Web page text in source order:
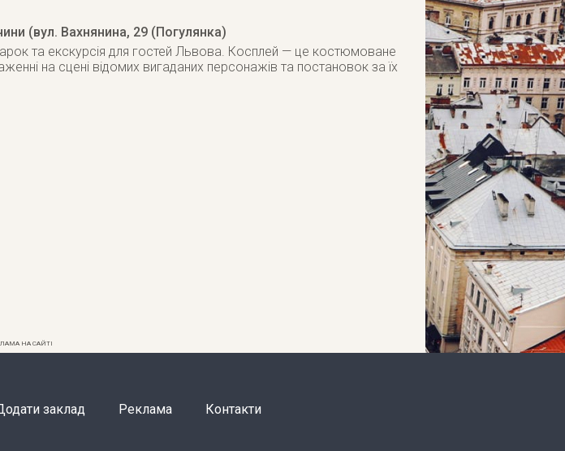
(вул. Вахнянина, 29 (Погулянка)
та екскурсія для гостей Львова. Косплей — це костюмоване
на сцені відомих вигаданих персонажів та постановок за їх
НА САЙТІ
заклад Реклама Контакти